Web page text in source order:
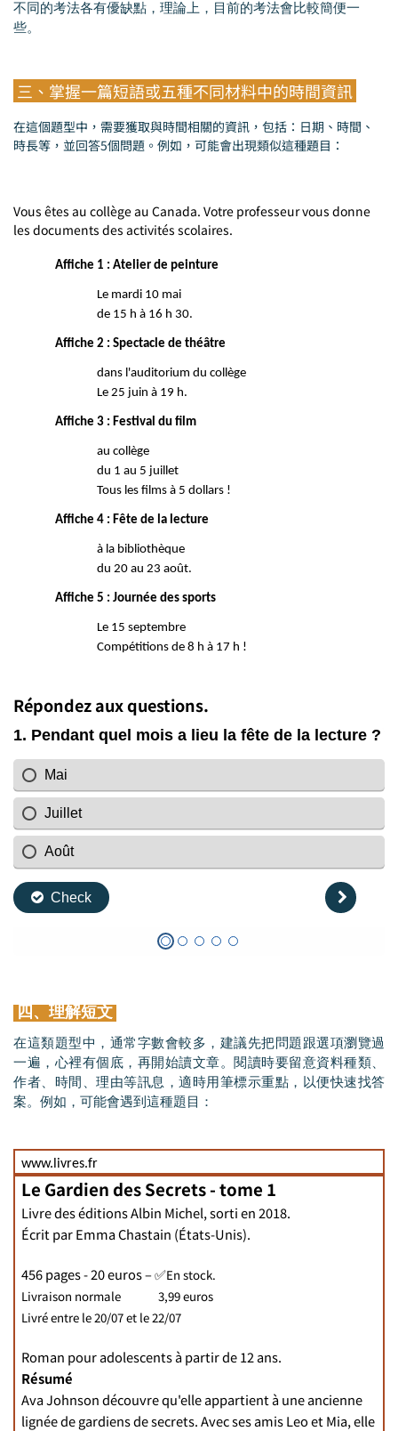
不同的考法各有優缺點，理論上，目前的考法會比較簡便一
些。
三、掌握一篇短語或五種不同材料中的時間資訊
在這個題型中，需要獲取與時間相關的資訊，包括：日期、時間、
時長等，並回答5個問題。例如，可能會出現類似這種題目：
Vous êtes au collège au Canada. Votre professeur vous donne
les documents des activités scolaires.
Affiche 1 : Atelier de peinture
Le mardi 10 mai
de 15 h à 16 h 30.
Affiche 2 : Spectacle de théâtre
dans l'auditorium du collège
Le 25 juin à 19 h.
Affiche 3 : Festival du film
au collège
du 1 au 5 juillet
Tous les films à 5 dollars !
Affiche 4 : Fête de la lecture
à la bibliothèque
du 20 au 23 août.
Affiche 5 : Journée des sports
Le 15 septembre
Compétitions de 8 h à 17 h !
Répondez aux questions.
四、理解短文
在這類題型中，通常字數會較多，建議先把問題跟選項瀏覽過
一遍，心裡有個底，再開始讀文章。閱讀時要留意資料種類、
作者、時間、理由等訊息，適時用筆標示重點，以便快速找答
案。例如，可能會遇到這種題目：
www.livres.fr
Le Gardien des Secrets - tome 1
Livre des éditions Albin Michel, sorti en 2018.
Écrit par Emma Chastain (États-Unis).
456 pages - 20 euros –✅En stock.
Livraison normale 3,99 euros
Livréentre le 20/07 et le 22/07
Roman pour adolescents à partir de 12 ans.
Résumé
Ava Johnson découvre qu'elle appartient à une ancienne
lignée de gardiens de secrets. Avec ses amis Leo et Mia, elle